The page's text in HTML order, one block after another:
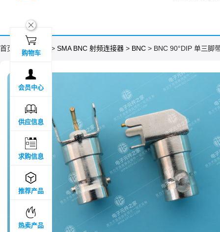
首页 > 分类目录 > SMA BNC 射频连接器 > BNC > BNC 90°DIP 单三脚
ဆ

购物车

会员中心

供应信息

求购信息

推荐产品

热卖产品